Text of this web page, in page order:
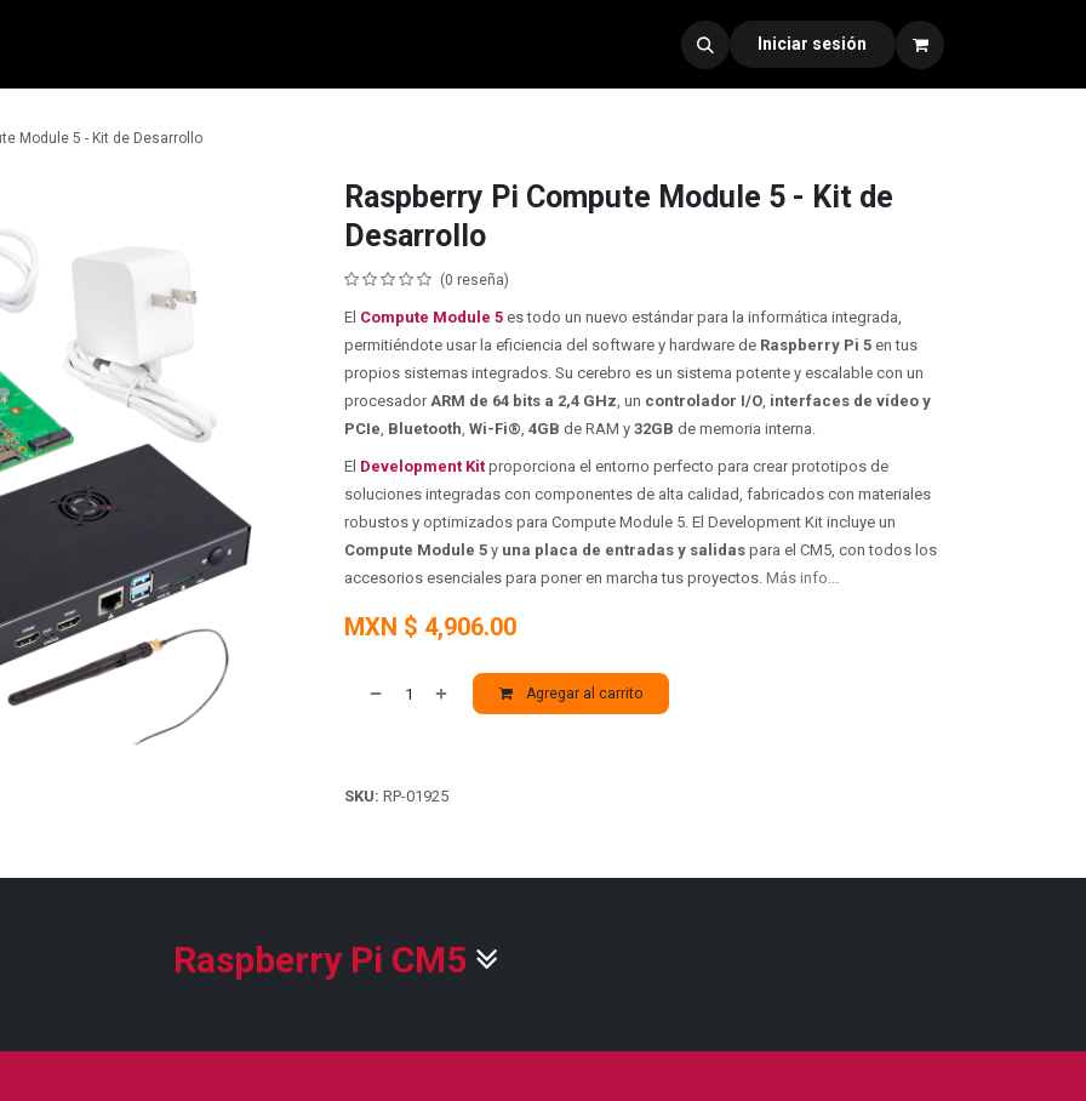
Iniciar sesión
Module 5 - Kit de Desarrollo
Raspberry Pi Compute Module 5 - Kit de
Desarrollo
(0 reseña)
El Compute Module 5 es todo un nuevo estándar para la informática integrada,
permitiéndote usar la eficiencia del software y hardware de Raspberry Pi 5 en tus
propios sistemas integrados. Su cerebro es un sistema potente y escalable con un
procesadorARM de 64 bits a 2,4 GHz, un controlador I/O, interfaces de vídeo y
PCIe, Bluetooth, Wi-Fi®, 4GB de RAM y 32GB de memoria interna.
El Development Kit proporciona el entorno perfecto para crear prototipos de
soluciones integradas con componentes de alta calidad, fabricados con materiales
robustos y optimizados para Compute Module 5. El Development Kit incluye un
Compute Module 5 y una placa de entradas y salidas para el CM5, con todos los
accesorios esenciales para poner en marcha tus proyectos. Más info...
MXN $ 4,906.00
Agregar al carrito
SKU: RP-01925
Raspberry Pi CM5